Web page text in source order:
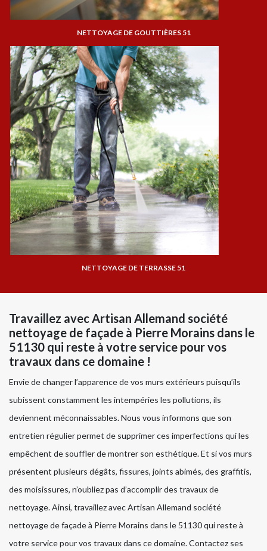
NETTOYAGE DE GOUTTIÈRES 51
NETTOYAGE DE TERRASSE 51
Travaillez avec Artisan Allemand société
nettoyage de façade à Pierre Morains dans le
51130 qui reste à votre service pour vos
travaux dans ce domaine !
Envie de changer l’apparence de vos murs extérieurs puisqu’ils
subissent constamment les intempéries les pollutions, ils
deviennent méconnaissables. Nous vous informons que son
entretien régulier permet de supprimer ces imperfections qui les
empêchent de souffler de montrer son esthétique. Et si vos murs
présentent plusieurs dégâts, fissures, joints abimés, des graffitis,
des moisissures, n’oubliez pas d’accomplir des travaux de
nettoyage. Ainsi, travaillez avec Artisan Allemand société
nettoyage de façade à Pierre Morains dans le 51130 qui reste à
votre service pour vos travaux dans ce domaine. Contactez ses